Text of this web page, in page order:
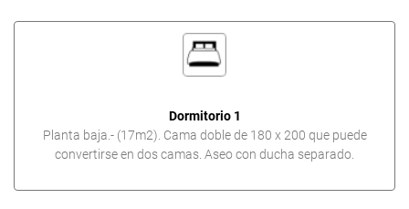
Dormitorio 1
Planta baja.- (17m2). Cama doble de 180 x 200 que puede
convertirse en dos camas. Aseo con ducha separado.